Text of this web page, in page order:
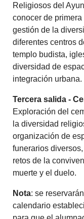
Religiosos del
conocer de
gestión de la
diferentes centros
templo budista,
diversidad de
integración urbana.
Tercera salida -
Exploración del
la diversidad
organización de
funerarios
retos de la
muerte y el duelo.
Nota: se
calendario